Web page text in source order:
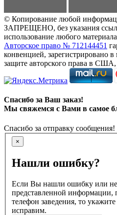
© Копирование любой
ЗАПРЕЩЕНО, без указания
использование любого
Авторское право № 712144451
конвенцией, зарегистрировано
защите авторского права в
Спасибо за Ваш заказ!
Мы свяжемся с Вами в самое
Спасибо за отправку сообщения!
×
Нашли ошибку?
Если Вы нашли ошибку или
представленной информации,
телефон заведения, то
исправим.